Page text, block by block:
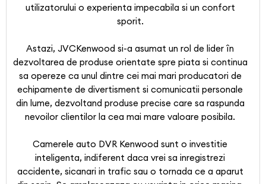
utilizatorului o experienta impecabila si un confort
sporit.
Astazi, JVCKenwood si-a asumat un rol de lider în
dezvoltarea de produse orientate spre piata si continua
sa opereze ca unul dintre cei mai mari producatori de
echipamente de divertisment si comunicatii personale
din lume, dezvoltand produse precise care sa raspunda
nevoilor clientilor la cea mai mare valoare posibila.
Camerele auto DVR Kenwood sunt o investitie
inteligenta, indiferent daca vrei sa inregistrezi
accidente, sicanari in trafic sau o tornada ce a aparut